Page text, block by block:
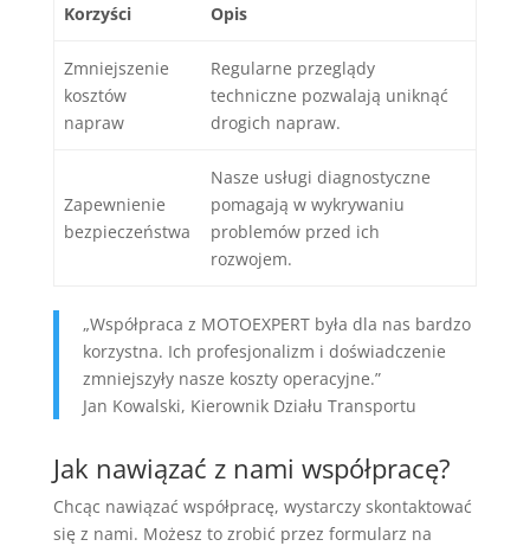
Korzyści Opis
Zmniejszenie
kosztów
napraw
Regularne przeglądy
techniczne pozwalają uniknąć
drogich napraw.
Zapewnienie
bezpieczeństwa
Nasze usługi diagnostyczne
pomagają w wykrywaniu
problemów przed ich
rozwojem.
„Współpraca z MOTOEXPERT była dla nas bardzo
korzystna. Ich profesjonalizm i doświadczenie
zmniejszyły nasze koszty operacyjne.”
Jan Kowalski, Kierownik Działu Transportu
Jak nawiązać z nami współpracę?
Chcąc nawiązać współpracę, wystarczy skontaktować
się z nami. Możesz to zrobić przez formularz na